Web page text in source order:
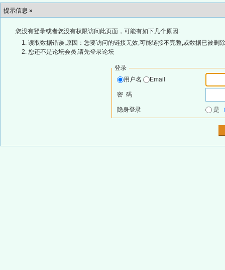
提示信息 »
您没有登录或者您没有权限访问此页面，可能有如下几个原因:
读取数据错误,原因：您要访问的链接无效,可能链接不完整,或数据已被删
您还不是论坛会员,请先登录论坛
登录
用户名
Email
密 码
隐身登录 是